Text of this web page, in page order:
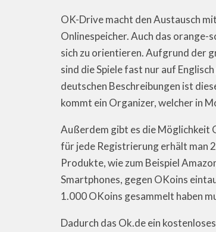
OK-Drive macht den Austausch
Onlinespeicher. Auch das orange-
sich zu orientieren. Aufgrund der
sind die Spiele fast nur auf
deutschen Beschreibungen ist
kommt ein Organizer, welcher in
Außerdem gibt es die Möglichkeit
für jede Registrierung erhält man
Produkte, wie zum Beispiel
Smartphones, gegen OKoins
1.000 OKoins gesammelt haben
Dadurch das Ok.de ein